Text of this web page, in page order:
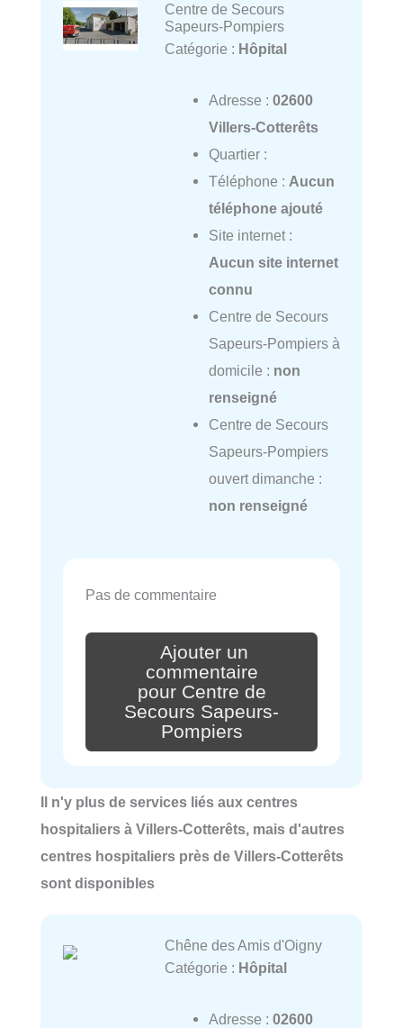
Centre de Secours
Sapeurs-Pompiers
Catégorie : Hôpital
Adresse : 02600
Villers-Cotterêts
Quartier :
Téléphone : Aucun
téléphone ajouté
Site internet :
Aucun site internet
connu
Centre de Secours
Sapeurs-Pompiers à
domicile : non
renseigné
Centre de Secours
Sapeurs-Pompiers
ouvert dimanche :
non renseigné
Pas de commentaire
Ajouter un
commentaire
pour Centre de
Secours Sapeurs-
Pompiers
Il n'y plus de services liés aux centres
hospitaliers à Villers-Cotterêts, mais d'autres
centres hospitaliers près de Villers-Cotterêts
sont disponibles
Chêne des Amis d'Oigny
Catégorie : Hôpital
Adresse : 02600